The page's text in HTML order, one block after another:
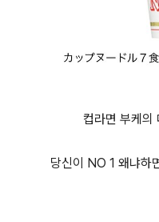
컵라면 부케의
당신이 NO 1 왜냐하